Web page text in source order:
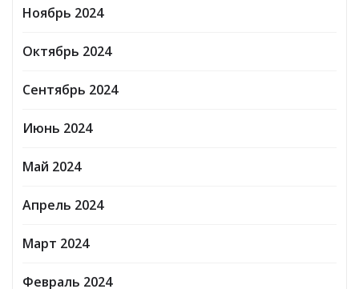
Ноябрь 2024
Октябрь 2024
Сентябрь 2024
Июнь 2024
Май 2024
Апрель 2024
Март 2024
Февраль 2024